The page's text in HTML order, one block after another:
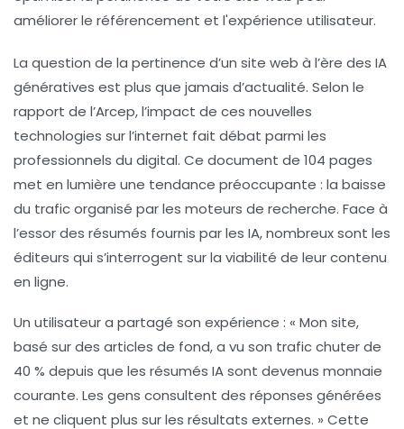
La question de la pertinence d’un site web à l’ère des IA
génératives est plus que jamais d’actualité. Selon le
rapport de l’Arcep, l’impact de ces nouvelles
technologies sur l’internet fait débat parmi les
professionnels du digital. Ce document de 104 pages
met en lumière une tendance préoccupante : la baisse
du trafic organisé par les moteurs de recherche. Face à
l’essor des résumés fournis par les IA, nombreux sont les
éditeurs qui s’interrogent sur la viabilité de leur contenu
en ligne.
Un utilisateur a partagé son expérience : « Mon site,
basé sur des articles de fond, a vu son trafic chuter de
40 % depuis que les résumés IA sont devenus monnaie
courante. Les gens consultent des réponses générées
et ne cliquent plus sur les résultats externes. » Cette